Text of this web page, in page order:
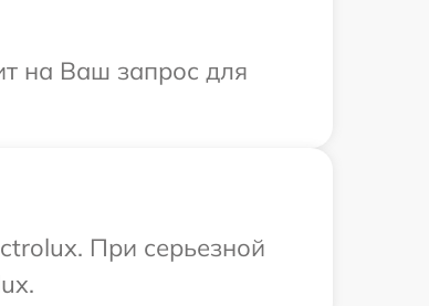
на Ваш запрос для
При серьезной